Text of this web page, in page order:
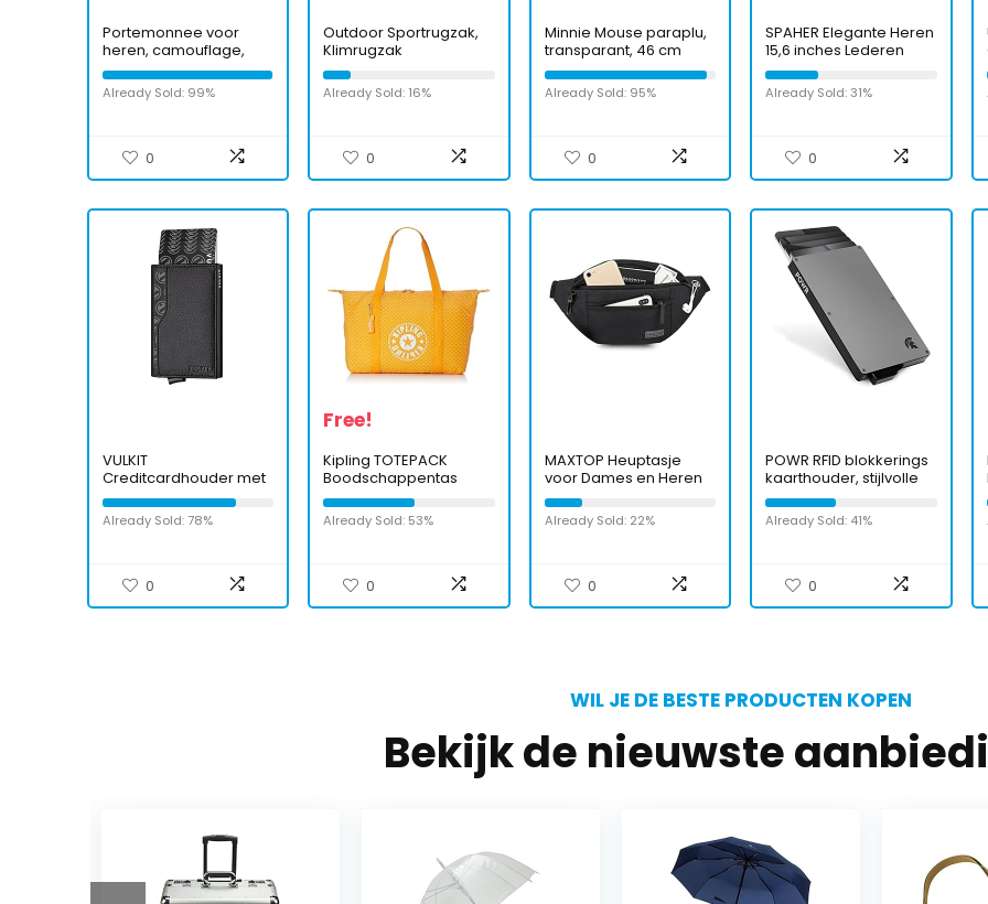
Portemonnee voor
heren, camouflage,
portemonnee,
jongeren, camouflage,
Azul Y Amarillo
Already Sold: 99%
0
Outdoor Sportrugzak,
Klimrugzak
Multifunctioneel
Scheurbestendig
Comfortabel Grote
Bergbeklimmen
Already Sold: 16%
0
Minnie Mouse paraplu,
transparant, 46 cm
Already Sold: 95%
0
SPAHER Elegante Heren
15,6 inches Lederen
Aktetas Zakelijk Werk
Laptop Handtas
Schoudertas
verwijderbare riem
voor notebook
Already Sold: 31%
0
VULKIT
Creditcardhouder met
Dubbele ID-venster
Lederen Passcase
Portemonnee RFID-
Kaartportemonnee
voor Kaarten en
Already Sold: 78%
0
Free!
Kipling TOTEPACK
Boodschappentas
Already Sold: 53%
0
MAXTOP Heuptasje
voor Dames en Heren
Heuptasje Outdoor
Grote Mobiele
Telefoontas Sport
Geldgordel voor
kamperen Wandelen
Already Sold: 22%
0
POWR RFID blokkerings
kaarthouder, stijlvolle
slanke portemonnee
en contactloze
kredietkaartbescherm
Already Sold: 41%
0
WIL JE DE BESTE PRODUCTEN KOPEN
Bekijk de nieuwste